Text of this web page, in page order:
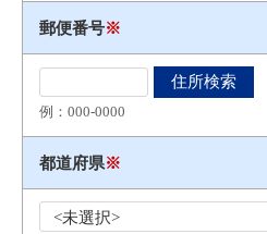
郵便番号※
例：000​-​0000
都道府県※